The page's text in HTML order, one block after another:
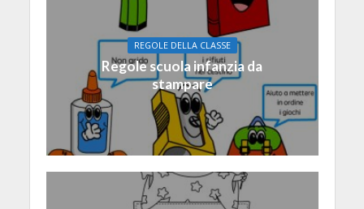
REGOLE DELLA CLASSE
Regole scuola infanzia da
stampare